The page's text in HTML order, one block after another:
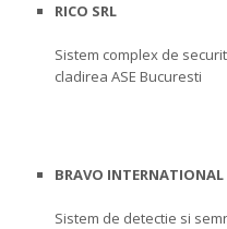
RICO SRL
Sistem complex de
cladirea ASE Bucuresti
BRAVO INTERNATIONAL
Sistem de detectie si